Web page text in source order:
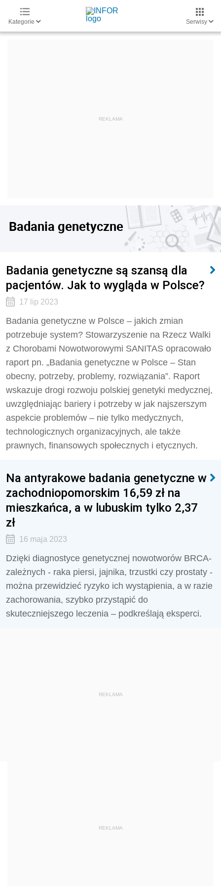
Kategorie Serwisy
Badania genetyczne
Badania genetyczne są szansą dla
pacjentów. Jak to wygląda w Polsce?
17 lip 2023
Badania genetyczne w Polsce – jakich zmian
potrzebuje system? Stowarzyszenie na Rzecz Walki
z Chorobami Nowotworowymi SANITAS opracowało
raport pn. „Badania genetyczne w Polsce – Stan
obecny, potrzeby, problemy, rozwiązania”. Raport
wskazuje drogi rozwoju polskiej genetyki medycznej,
uwzględniając bariery i potrzeby w jak najszerszym
aspekcie problemów – nie tylko medycznych,
technologicznych organizacyjnych, ale także
prawnych, finansowych społecznych i etycznych.
Na antyrakowe badania genetyczne w
zachodniopomorskim 16,59 zł na
mieszkańca, a w lubuskim tylko 2,37
zł
16 maja 2023
Dzięki diagnostyce genetycznej nowotworów BRCA-
zależnych - raka piersi, jajnika, trzustki czy prostaty -
można przewidzieć ryzyko ich wystąpienia, a w razie
zachorowania, szybko przystąpić do
skuteczniejszego leczenia – podkreślają eksperci.
REKLAMA
REKLAMA